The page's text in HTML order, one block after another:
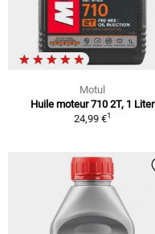
Motul
Huile moteur 710 2T, 1 Liter
24,99 €1